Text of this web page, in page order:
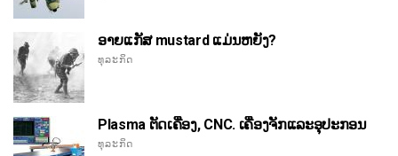
ອາຍແກັສ mustard ແມ່ນຫຍັງ?
ທຸລະກິດ
Plasma ຕັດເຄື່ອງ, CNC. ເຄື່ອງຈັກແລະອຸປະກອນ
ທຸລະກິດ